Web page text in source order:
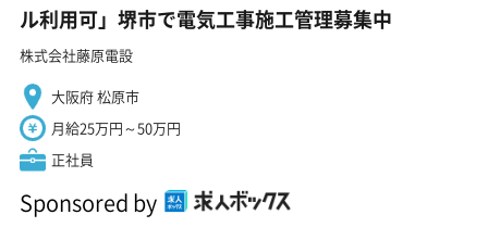
ル利用可」堺市で電気工事施工管理募集中
株式会社藤原電設
大阪府 松原市
月給25万円～50万円
正社員
Sponsored by